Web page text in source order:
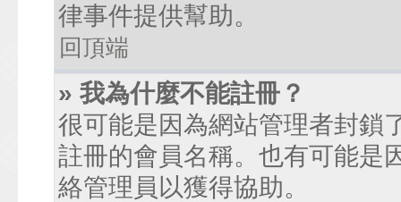
律事件提供幫助。
回頂端
» 我為什麼不能註冊？
很可能是因為網站管理者封鎖
註冊的會員名稱。也有可能是
絡管理員以獲得協助。